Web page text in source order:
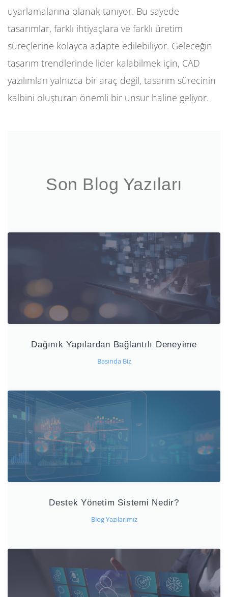
uyarlamalarına olanak tanıyor. Bu sayede
tasarımlar, farklı ihtiyaçlara ve farklı üretim
süreçlerine kolayca adapte edilebiliyor. Geleceğin
tasarım trendlerinde lider kalabilmek için, CAD
yazılımları yalnızca bir araç değil, tasarım sürecinin
kalbini oluşturan önemli bir unsur haline geliyor.
Son Blog Yazıları
Dağınık Yapılardan Bağlantılı Deneyime
Basında Biz
Destek Yönetim Sistemi Nedir?
Blog Yazılarımız